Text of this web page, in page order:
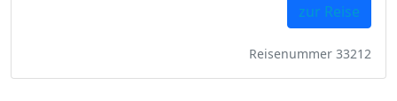
zur Reise
Reisenummer 33212